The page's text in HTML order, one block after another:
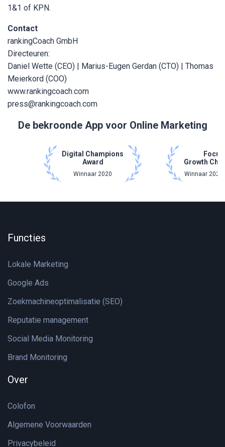
1&1 of KPN.
Contact
rankingCoach GmbH
Directeuren:
Daniel Wette (CEO) | Marius-Eugen Gerdan (CTO) | Thomas
Meierkord (COO)
www.rankingcoach.com
press@rankingcoach.com
De bekroonde App voor Online Marketing
Digital Champions
Award
Winnaar 2020
Focus
Growth
Winnaar 2021
Functies
Lokale Marketing
Google Ads
Zoekmachineoptimalisatie (SEO)
Reputatie management
Social Media Monitoring
Brand Monitoring
Over
Colofon
Algemene Voorwaarden
Privacybeleid